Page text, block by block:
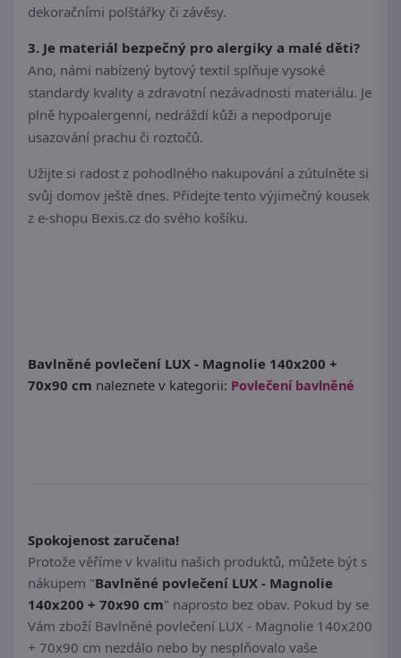
dekoračními polštářky či závěsy.
3. Je materiál bezpečný pro alergiky a malé děti?
Ano, námi nabízený bytový textil splňuje vysoké
standardy kvality a zdravotní nezávadnosti materiálu. Je
plně hypoalergenní, nedráždí kůži a nepodporuje
usazování prachu či roztočů.
Užijte si radost z pohodlného nakupování a zútulněte si
svůj domov ještě dnes. Přidejte tento výjimečný kousek
z e-shopu Bexis.cz do svého košíku.
Bavlněné povlečení LUX - Magnolie 140x200 +
70x90 cm naleznete v kategorii: Povlečení bavlněné
Spokojenost zaručena!
Protože věříme v kvalitu našich produktů, můžete být s
nákupem "Bavlněné povlečení LUX - Magnolie
140x200 + 70x90 cm" naprosto bez obav. Pokud by se
Vám zboží Bavlněné povlečení LUX - Magnolie 140x200
+ 70x90 cm nezdálo nebo by nesplňovalo vaše